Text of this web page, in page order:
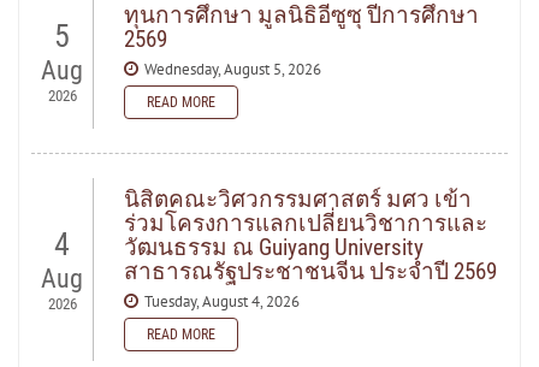
5
Aug
2026
ทุนการศึกษา มูลนิธิอีซูซุ ปีการศึกษา
2569
Wednesday, August 5, 2026
READ MORE
4
Aug
2026
นิสิตคณะวิศวกรรมศาสตร์ มศว เข้า
ร่วมโครงการแลกเปลี่ยนวิชาการและ
วัฒนธรรม ณ Guiyang University
สาธารณรัฐประชาชนจีน ประจำปี 2569
Tuesday, August 4, 2026
READ MORE